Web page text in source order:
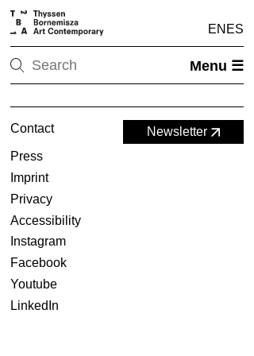
EN ES
Menu ☰
Contact
Press
Newsletter
Imprint
Privacy
Accessibility
Instagram
Facebook
Youtube
LinkedIn